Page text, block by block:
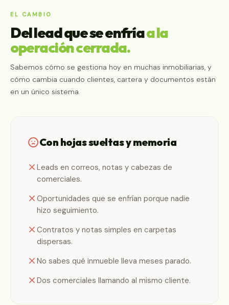
EL CAMBIO
Del lead que se enfríaa la
operación cerrada.
Sabemos cómo se gestiona hoy en muchas inmobiliarias, y
cómo cambia cuando clientes, cartera y documentos están
en un único sistema.
Con hojas sueltas y memoria
Leads en correos, notas y cabezas de
comerciales.
Oportunidades que se enfrían porque nadie
hizo seguimiento.
Contratos y notas simples en carpetas
dispersas.
No sabes qué inmueble lleva meses parado.
Dos comerciales llamando al mismo cliente.